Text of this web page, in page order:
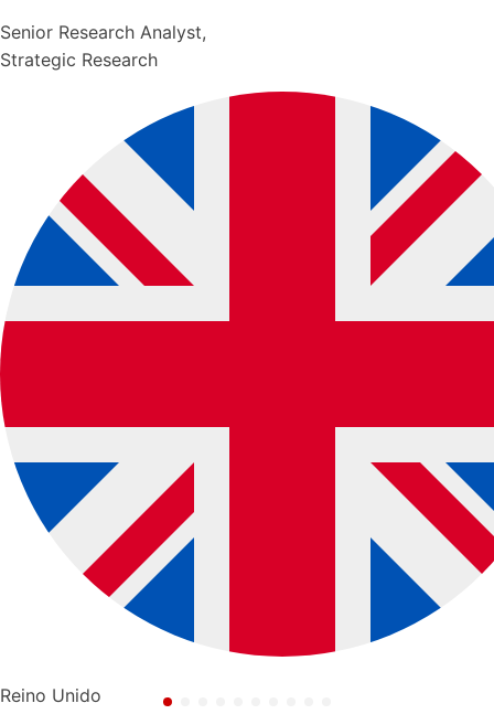
Senior Research Analyst,
Strategic Research
Reino Unido